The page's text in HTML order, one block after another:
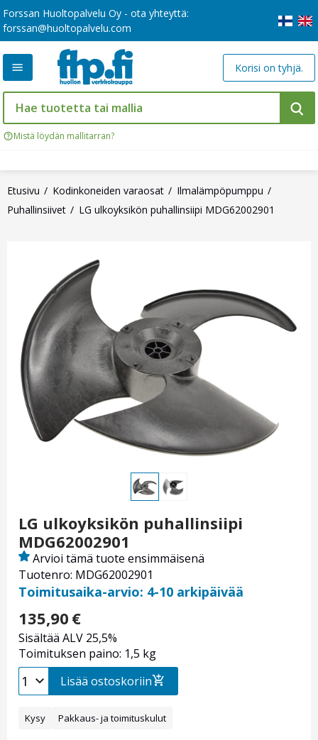
Forssan Huoltopalvelu Oy - ota yhteyttä:
forssan@huoltopalvelu.com
Mistä löydän mallitarran?
Korisi on tyhjä.
Etusivu Kodinkoneiden varaosat
Ilmalämpöpumppu
Puhallinsiivet
LG ulkoyksikön puhallinsiipi MDG62002901
LG ulkoyksikön puhallinsiipi
MDG62002901
Tuotenro: MDG62002901
Arvioi tämä tuote ensimmäisenä
Toimitusaika-arvio: 4-10 arkipäivää
135,90 €
Sisältää ALV 25,5%
Toimituksen paino: 1,5 kg
Lisää ostoskoriin
Kysy Pakkaus- ja toimituskulut